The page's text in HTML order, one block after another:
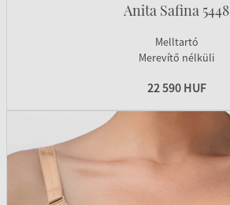
Anita Safina 5448
Melltartó
Merevítő nélküli
22 590 HUF